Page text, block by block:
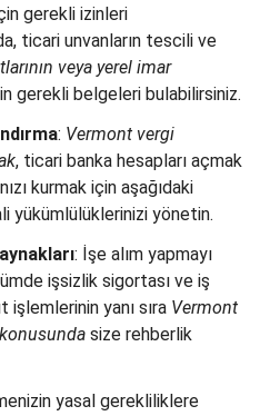
gerekli izinleri
ticari unvanların tescili ve
veya yerel imar
gerekli belgeleri bulabilirsiniz.
: Vermont vergi
, ticari banka hesapları açmak
kurmak için aşağıdaki
yükümlülüklerinizi yönetin.
: İşe alım yapmayı
işsizlik sigortası ve iş
işlemlerinin yanı sıra Vermont
size rehberlik
yasal gerekliliklere